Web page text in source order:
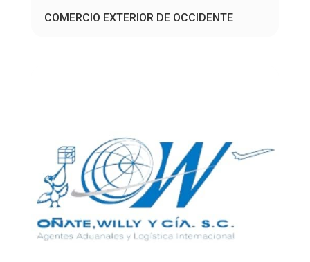
COMERCIO EXTERIOR DE OCCIDENTE